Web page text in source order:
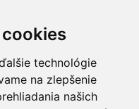
technológie
na zlepšenie
našich